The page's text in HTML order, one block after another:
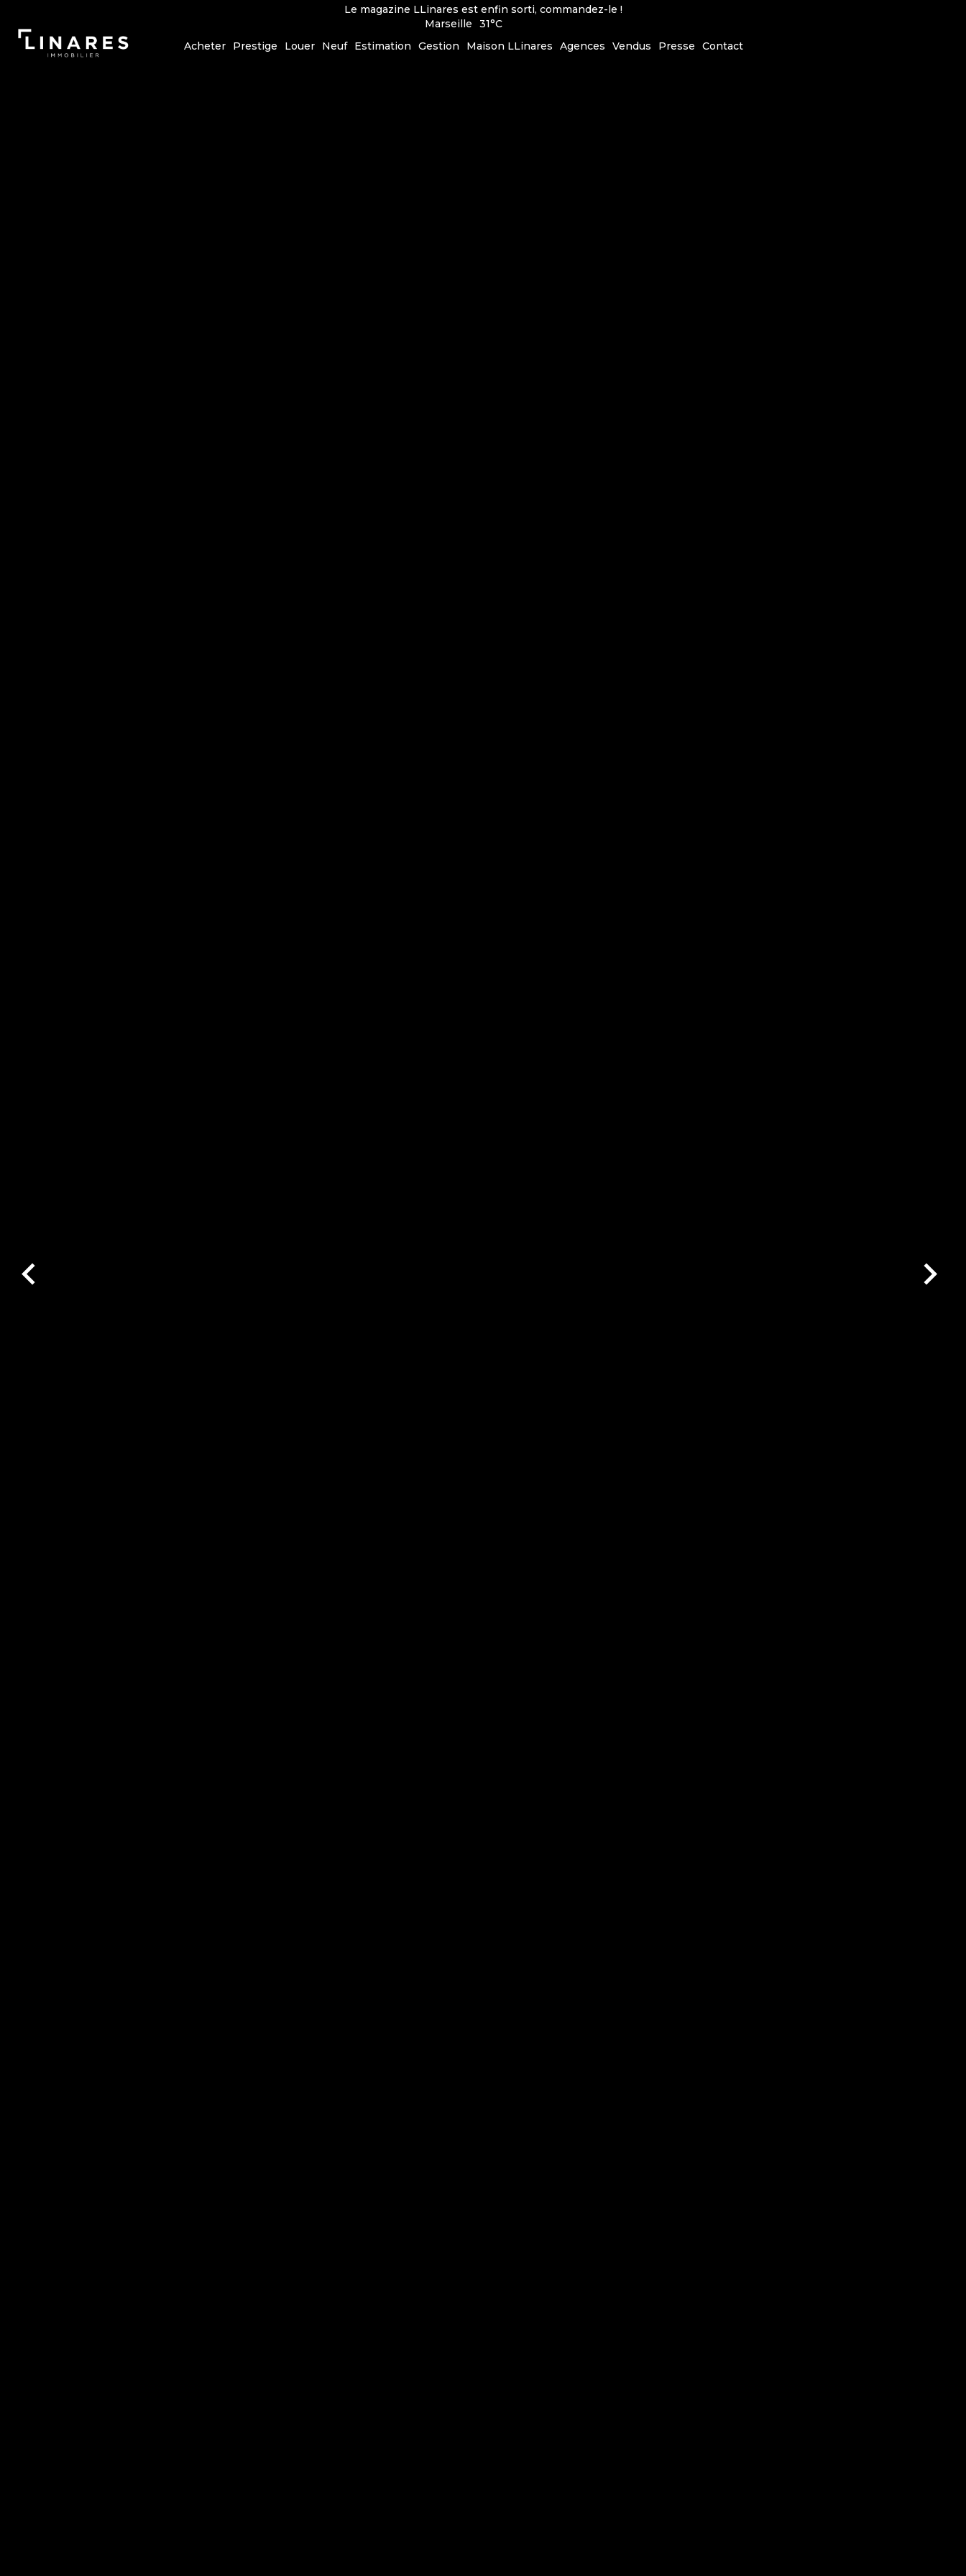
Le magazine LLinares est enfin sorti, commandez-le !
Marseille
31°C
Acheter
Prestige Louer Neuf Estimation Gestion Maison LLinares Agences Vendus Presse Contact